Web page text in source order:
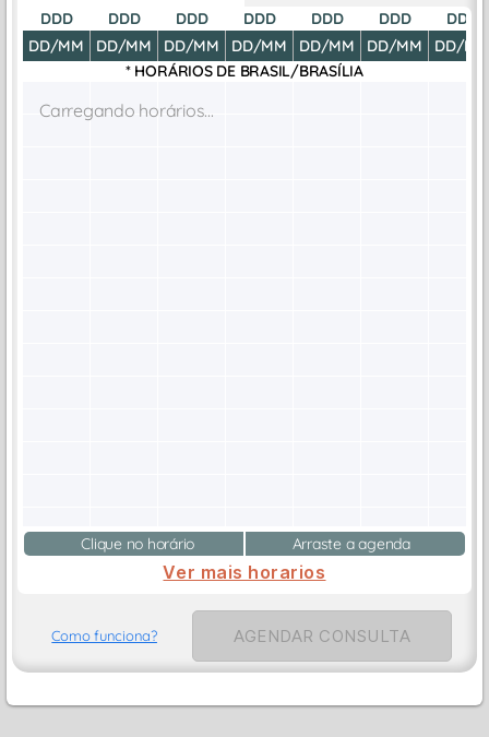
DDD
DD/MM
DDD
DD/MM
DDD
DD/MM
DDD
DD/MM
DDD
DD/MM
DDD
DD/MM
DDD
DD/MM
* HORÁRIOS DE BRASIL/BRASÍLIA
Carregando horários...
Clique no horário Arraste a agenda
Ver mais horarios
Como funciona? AGENDAR CONSULTA